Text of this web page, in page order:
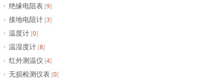
绝缘电阻表 [9]
接地电阻计 [3]
温度计 [0]
温湿度计 [8]
红外测温仪 [4]
无损检测仪表 [0]